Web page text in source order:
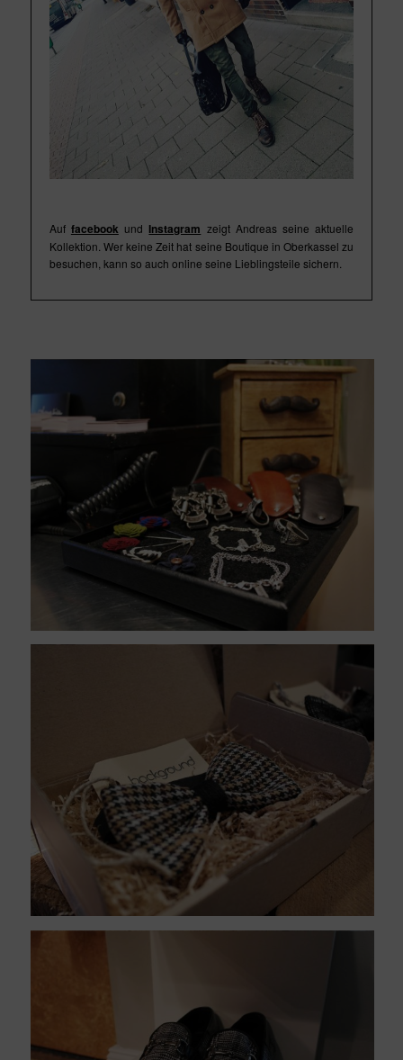
Auf facebook und Instagram zeigt Andreas seine aktuelle
Kollektion. Wer keine Zeit hat seine Boutique in Oberkassel zu
besuchen, kann so auch online seine Lieblingsteile sichern.